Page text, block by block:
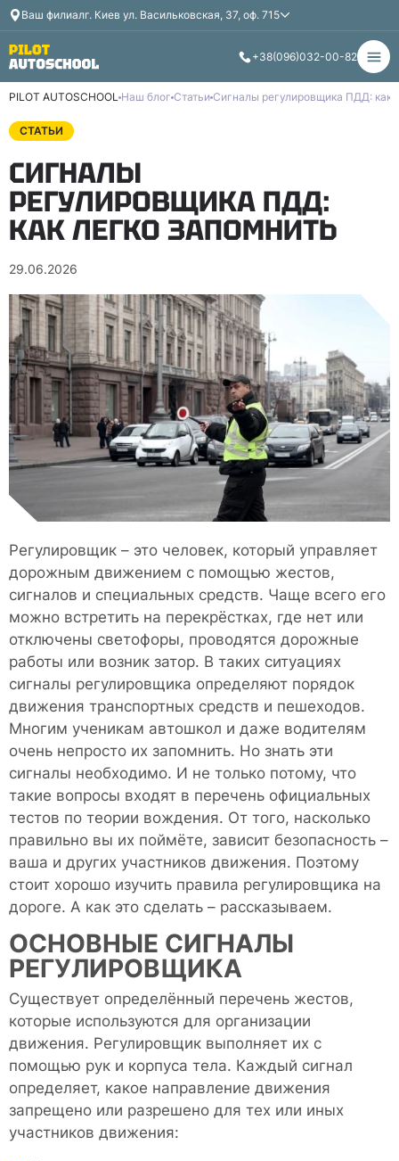
Ваш филиалг. Киев ул. Васильковская, 37, оф. 715
+38(096)032-00-82
PILOT AUTOSCHOOL Наш блог Статьи Сигналы регулировщика ПДД: как
СТАТЬИ
СИГНАЛЫ
РЕГУЛИРОВЩИКА ПДД:
КАК ЛЕГКО ЗАПОМНИТЬ
29.06.2026
Регулировщик – это человек, который управляет
дорожным движением с помощью жестов,
сигналов и специальных средств. Чаще всего его
можно встретить на перекрёстках, где нет или
отключены светофоры, проводятся дорожные
работы или возник затор. В таких ситуациях
сигналы регулировщика определяют порядок
движения транспортных средств и пешеходов.
Многим ученикам автошкол и даже водителям
очень непросто их запомнить. Но знать эти
сигналы необходимо. И не только потому, что
такие вопросы входят в перечень официальных
тестов по теории вождения. От того, насколько
правильно вы их поймёте, зависит безопасность –
ваша и других участников движения. Поэтому
стоит хорошо изучить правила регулировщика на
дороге. А как это сделать – рассказываем.
ОСНОВНЫЕ СИГНАЛЫ
РЕГУЛИРОВЩИКА
Существует определённый перечень жестов,
которые используются для организации
движения. Регулировщик выполняет их с
помощью рук и корпуса тела. Каждый сигнал
определяет, какое направление движения
запрещено или разрешено для тех или иных
участников движения: